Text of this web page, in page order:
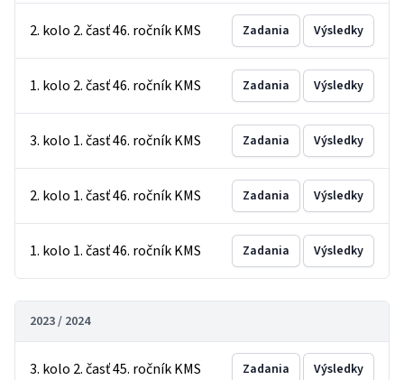
2. kolo 2. časť 46. ročník KMS Zadania Výsledky
1. kolo 2. časť 46. ročník KMS Zadania Výsledky
3. kolo 1. časť 46. ročník KMS Zadania Výsledky
2. kolo 1. časť 46. ročník KMS Zadania Výsledky
1. kolo 1. časť 46. ročník KMS Zadania Výsledky
2023 / 2024
3. kolo 2. časť 45. ročník KMS Zadania Výsledky